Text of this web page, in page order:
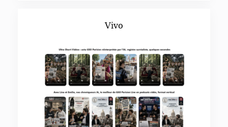
Vivo